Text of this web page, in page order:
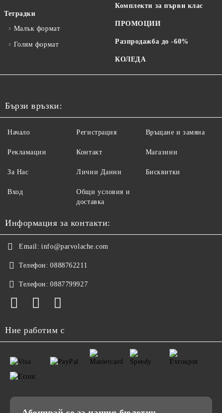
Тетрадки
Малък формат
Голям формат
Комплекти за първи клас
ПРОМОЦИИ
Разпродажба до -60%
КОЛЕДА
Бързи връзки:
Начало
Рекламации
За Нас
Вход
Регистрация
Контакт
Лични Данни
Общи условия и
доставка
Връщане и замяна
Магазини
Бисквитки
Информация за контакти:
Email: info@parvolache.com
Телефон: 0888762211
Телефон: 0887799927
Ние работим с